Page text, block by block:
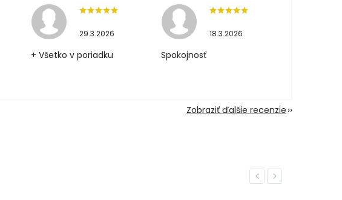
29.3.2026
+ Všetko v poriadku
18.3.2026
Spokojnosť
Zobraziť ďalšie recenzie
Previous
Next